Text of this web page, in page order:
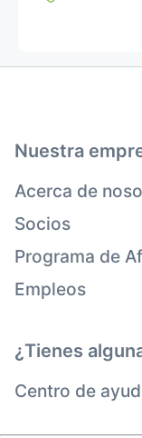
Nuestra
Acerca de
Socios
Programa de
Empleos
¿Tienes
Centro de